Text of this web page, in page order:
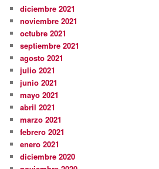
diciembre 2021
noviembre 2021
octubre 2021
septiembre 2021
agosto 2021
julio 2021
junio 2021
mayo 2021
abril 2021
marzo 2021
febrero 2021
enero 2021
diciembre 2020